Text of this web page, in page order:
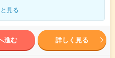
見る
進む 詳しく見る